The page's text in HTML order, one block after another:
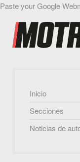
Paste your Google
Inicio
Secciones
Noticias de